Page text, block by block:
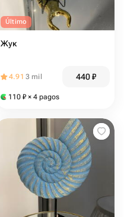
Último
Жук
4.91 3 mil 440₽
110 ₽ × 4 pagos